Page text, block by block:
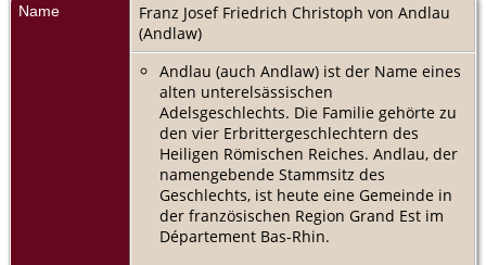
Name Franz Josef Friedrich Christoph von Andlau
(Andlaw)
Andlau (auch Andlaw) ist der Name eines
alten unterelsässischen
Adelsgeschlechts. Die Familie gehörte zu
den vier Erbrittergeschlechtern des
Heiligen Römischen Reiches. Andlau, der
namengebende Stammsitz des
Geschlechts, ist heute eine Gemeinde in
der französischen Region Grand Est im
Département Bas-Rhin.